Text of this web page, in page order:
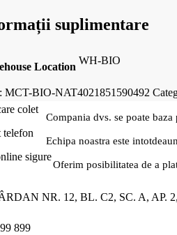
suplimentare
Location
WH-BIO
MCT-BIO-NAT4021851590492
Compania dvs. se poate
Echipa noastra este
Oferim posibilitatea de a
NR. 12, BL. C2, SC. A, AP.
899